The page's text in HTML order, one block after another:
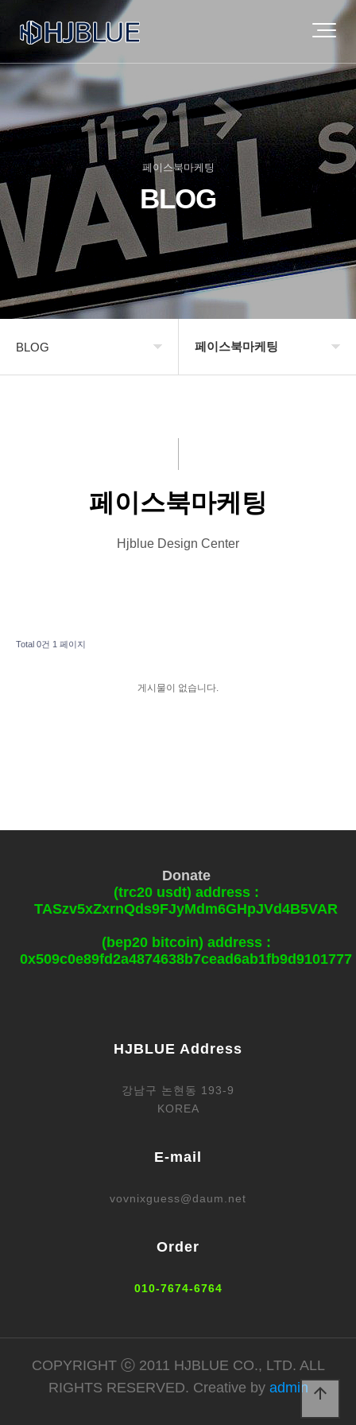
페이스북마케팅
BLOG
BLOG
ORDER
페이스북마케팅
페이스북마케팅
Hjblue Design Center
Total 0건 1 페이지
게시물이 없습니다.
Donate
(trc20 usdt) address :
TASzv5xZxrnQds9FJyMdm6GHpJVd4B5VAR
(bep20 bitcoin) address :
0x509c0e89fd2a4874638b7cead6ab1fb9d9101777
HJBLUE Address
강남구 논현동 193-9
KOREA
E-mail
vovnixguess@daum.net
Order
010-7674-6764
COPYRIGHT ⓒ 2011 HJBLUE CO., LTD. ALL
RIGHTS RESERVED. Creative by admin arrow_upward